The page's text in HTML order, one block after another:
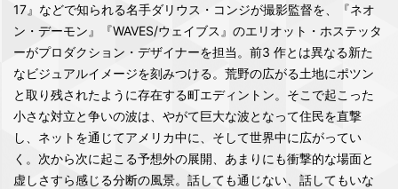
17』などで知られる名手ダリウス・コンジが撮影監督を、『ネオ
ン・デーモン』『WAVES/ウェイブス』のエリオット・ホステッタ
ーがプロダクション・デザイナーを担当。前3 作とは異なる新た
なビジュアルイメージを刻みつける。荒野の広がる土地にポツン
と取り残されたように存在する町エディントン。そこで起こった
小さな対立と争いの波は、やがて巨大な波となって住民を直撃
し、ネットを通じてアメリカ中に、そして世界中に広がってい
く。次から次に起こる予想外の展開、あまりにも衝撃的な場面と
虚しさすら感じる分断の風景。話しても通じない、話してもいな